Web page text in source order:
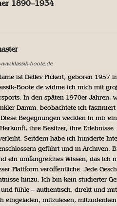
1890–1934
boote.de
ist Detlev Pickert, geboren 1957
Boote.de widme ich mich mit
In den späten 1970er
Damm, beobachtete ich
Diese Begegnungen weckten in mir
ihre Besitzer, ihre
Seitdem habe ich hunderte
geführt und in Archiven,
ein umfangreiches Wissen, das ich
Plattform veröffentliche. Jede
hinzu. Ich bin kein studierter
fühle – authentisch, direkt und
eingeladen, mitzulesen,